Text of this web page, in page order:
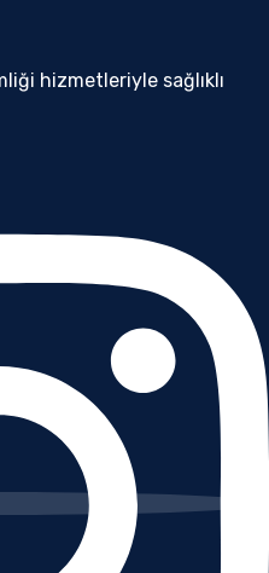
hizmetleriyle sağlıklı